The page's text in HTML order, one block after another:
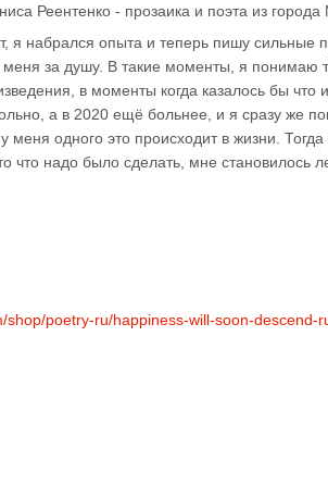
Реентенко - прозаика и поэта из
я набрался опыта и теперь пишу сильные
за душу. В такие моменты, я понимаю
в моменты когда казалось бы что
а в 2020 ещё больнее, и я сразу же
у меня одного это происходит в жизни.
что надо было сделать, мне становилось
shop/poetry-ru/happiness-will-soon-descend-